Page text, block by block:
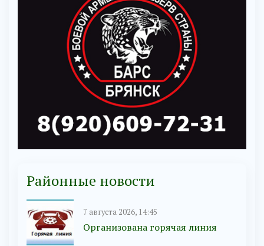
Районные новости
7 августа 2026, 14:45
Организована горячая линия